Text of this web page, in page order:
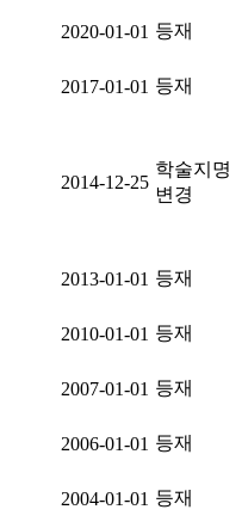
2020-01-01 등재
2017-01-01 등재
2014-12-25
학술지명
변경
2013-01-01 등재
2010-01-01 등재
2007-01-01 등재
2006-01-01 등재
2004-01-01 등재